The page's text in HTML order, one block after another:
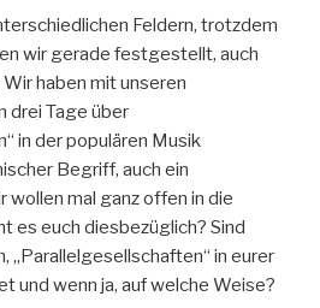
Feldern, trotzdem
wir gerade festgestellt, auch
haben mit unseren
drei Tage über
in der populären Musik
Begriff, auch ein
mal ganz offen in die
es euch diesbezüglich? Sind
„Parallelgesellschaften“ in eurer
und wenn ja, auf welche Weise?